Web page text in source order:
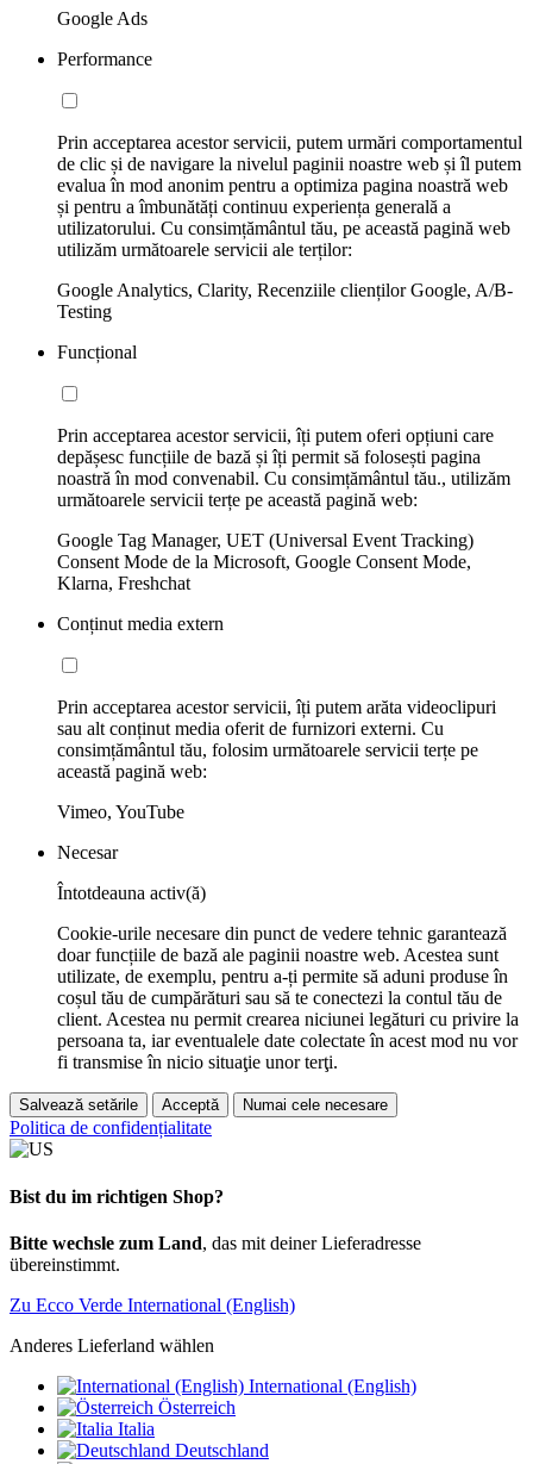
Google Ads
Performance
Prin acceptarea acestor servicii, putem urmări comportamentul
de clic și de navigare la nivelul paginii noastre web și îl putem
evalua în mod anonim pentru a optimiza pagina noastră web
și pentru a îmbunătăți continuu experiența generală a
utilizatorului. Cu consimțământul tău, pe această pagină web
utilizăm următoarele servicii ale terților:
Google Analytics, Clarity, Recenziile clienților Google, A/B-
Testing
Funcțional
Prin acceptarea acestor servicii, îți putem oferi opțiuni care
depășesc funcțiile de bază și îți permit să folosești pagina
noastră în mod convenabil. Cu consimțământul tău., utilizăm
următoarele servicii terțe pe această pagină web:
Google Tag Manager, UET (Universal Event Tracking)
Consent Mode de la Microsoft, Google Consent Mode,
Klarna, Freshchat
Conținut media extern
Prin acceptarea acestor servicii, îți putem arăta videoclipuri
sau alt conținut media oferit de furnizori externi. Cu
consimțământul tău, folosim următoarele servicii terțe pe
această pagină web:
Vimeo, YouTube
Necesar
Întotdeauna activ(ă)
Cookie-urile necesare din punct de vedere tehnic garantează
doar funcțiile de bază ale paginii noastre web. Acestea sunt
utilizate, de exemplu, pentru a-ți permite să aduni produse în
coșul tău de cumpărături sau să te conectezi la contul tău de
client. Acestea nu permit crearea niciunei legături cu privire la
persoana ta, iar eventualele date colectate în acest mod nu vor
fi transmise în nicio situaţie unor terţi.
Salvează setările Acceptă Numai cele necesare
Politica de confidențialitate
Bist du im richtigen Shop?
Bitte wechsle zum Land, das mit deiner Lieferadresse
übereinstimmt.
Zu Ecco Verde International (English)
Anderes Lieferland wählen
International (English)
Österreich
Italia
Deutschland